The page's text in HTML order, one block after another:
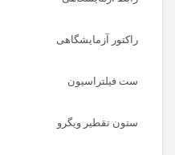
راکتور آزمایشگاهی
ست فیلتراسیون
ستون تقطیر ویگرو